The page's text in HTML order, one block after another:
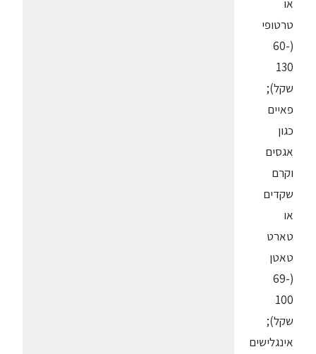
או
טרטופי
(60-
130
שקל);
פאיים
כגון
אגסים
וקרם
שקדים
או
טארט
טאטן
(69-
100
שקל);
אינגלישים